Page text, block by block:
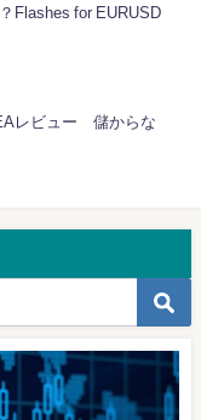
Flashes for EURUSD
レビュー 儲からな